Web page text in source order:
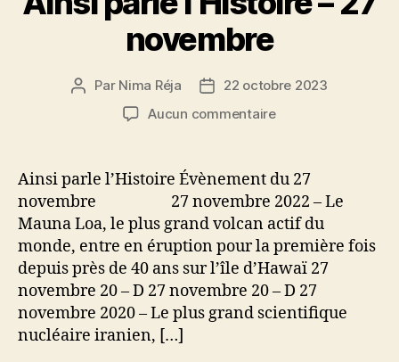
novembre
Auteur
Par Nima Réja
Date22 octobre 2023
Aucun commentairesur
l’Histoire
–
27
novembre
Ainsi parle l’Histoire Évènement du 27
novembre 27 novembre 2022 – Le
Mauna Loa, le plus grand volcan actif du
monde, entre en éruption pour la première fois
depuis près de 40 ans sur l’île d’Hawaï 27
novembre 20 – D 27 novembre 20 – D 27
novembre 2020 – Le plus grand scientifique
nucléaire iranien, […]